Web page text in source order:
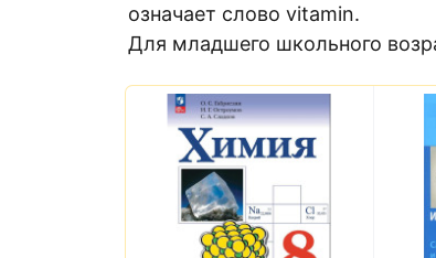
означает слово vitamin.
Для младшего школьного